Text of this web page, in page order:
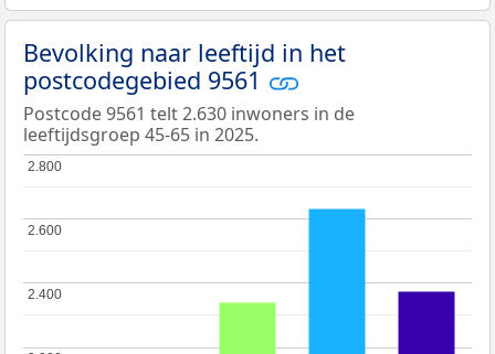
Bevolking naar leeftijd in het
postcodegebied 9561
Postcode 9561 telt 2.630 inwoners in de
leeftijdsgroep 45-65 in 2025.
2.400
2.400
2.600
2.600
2.800
2.800